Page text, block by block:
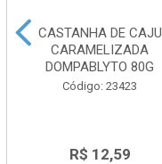
CASTANHA DE CAJU
CARAMELIZADA
DOMPABLYTO 80G
Código: 23423
R$ 12,59